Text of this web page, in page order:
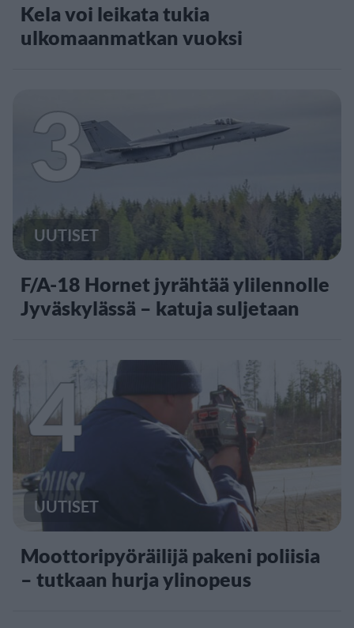
Kela voi leikata tukia
ulkomaanmatkan vuoksi
3
UUTISET
F/A-18 Hornet jyrähtää ylilennolle
Jyväskylässä – katuja suljetaan
4
UUTISET
Moottoripyöräilijä pakeni poliisia
– tutkaan hurja ylinopeus